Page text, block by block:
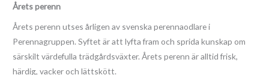
Årets perenn
Årets perenn utses årligen av svenska perennaodlare i
Perennagruppen. Syftet är att lyfta fram och sprida kunskap om
särskilt värdefulla trädgårdsväxter. Årets perenn är alltid frisk,
härdig, vacker och lättskött.